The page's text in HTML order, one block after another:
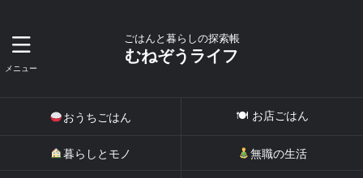
ごはんと暮らしの探索帳
むねぞうライフ
おうちごはん 🍽 お店ごはん
暮らしとモノ 無職の生活